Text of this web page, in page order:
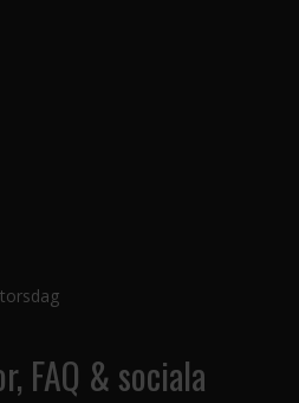
FAQ & sociala